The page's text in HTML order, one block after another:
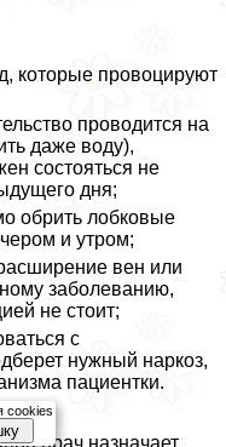
которые провоцируют
проводится на
даже воду),
состояться не
дня;
обрить лобковые
и утром;
вен или
заболеванию,
не стоит;
с
нужный наркоз,
пациентки.
cookies